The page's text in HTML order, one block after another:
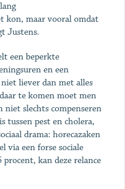
kon, maar vooral omdat
Justens.
een beperkte
en een
liever dan met alles
te komen moet men
niet slechts compenseren
tussen pest en cholera,
drama: horecazaken
via een forse sociale
kan deze relance